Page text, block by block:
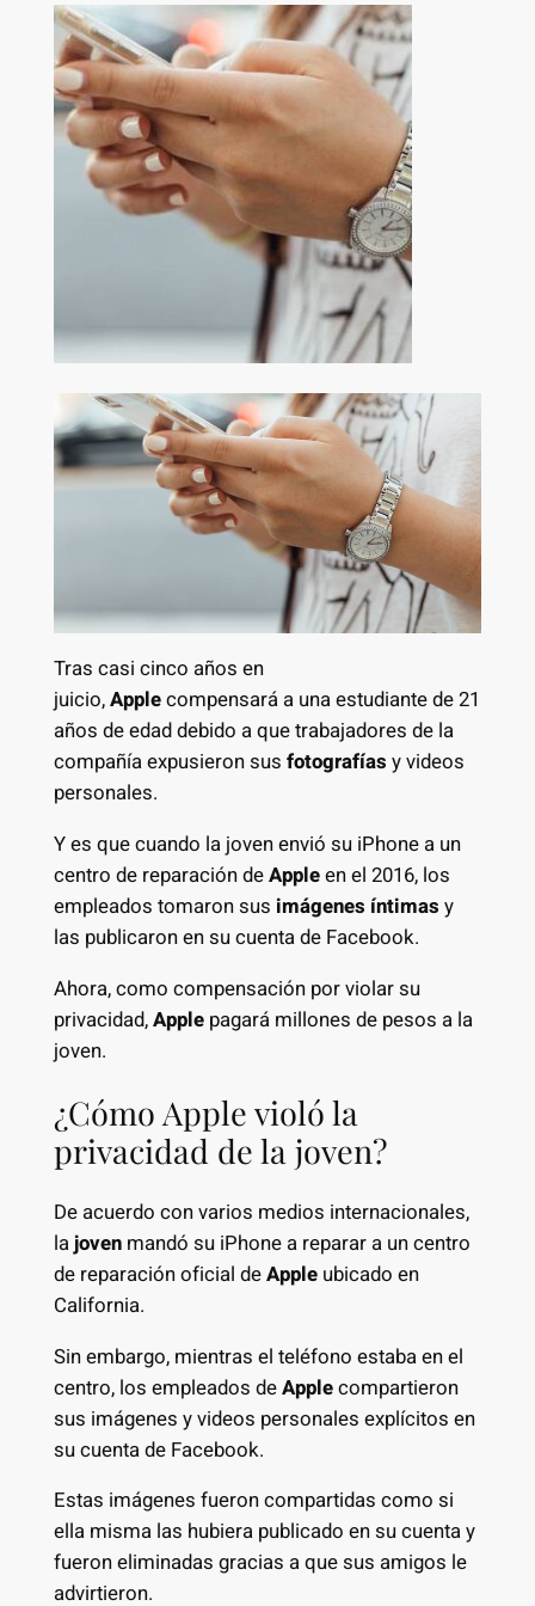
Tras casi cinco años en
juicio,Applecompensará a una estudiante de 21
años de edad debido a que trabajadores de la
compañía expusieron sus fotografías y videos
personales.
Y es que cuando la joven envió su iPhone a un
centro de reparación deAppleen el 2016, los
empleados tomaron sus imágenes íntimas y
las publicaron en su cuenta de Facebook.
Ahora, como compensación por violar su
privacidad,Apple pagará millones de pesos a la
joven.
¿Cómo Apple violó la
privacidad de la joven?
De acuerdo con varios medios internacionales,
la jovenmandó su iPhone a reparar a un centro
de reparación oficial deApple ubicado en
California.
Sin embargo, mientras el teléfono estaba en el
centro, los empleados deApplecompartieron
sus imágenes y videos personales explícitos en
su cuenta de Facebook.
Estas imágenes fueron compartidas como si
ella misma las hubiera publicado en su cuenta y
fueron eliminadas gracias a que sus amigos le
advirtieron.